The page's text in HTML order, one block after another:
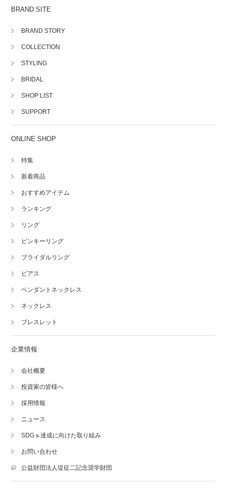
BRAND SITE
BRAND STORY
COLLECTION
STYLING
BRIDAL
SHOP LIST
SUPPORT
ONLINE SHOP
特集
新着商品
おすすめアイテム
ランキング
リング
ピンキーリング
ブライダルリング
ピアス
ペンダントネックレス
ネックレス
ブレスレット
企業情報
会社概要
投資家の皆様へ
採用情報
ニュース
SDGｓ達成に向けた取り組み
お問い合わせ
公益財団法人堤征二記念奨学財団